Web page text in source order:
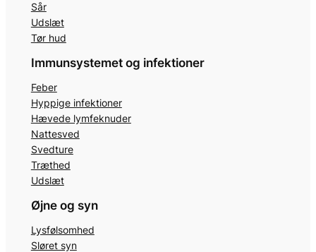
Sår
Udslæt
Tør hud
Immunsystemet og infektioner
Feber
Hyppige infektioner
Hævede lymfeknuder
Nattesved
Svedture
Træthed
Udslæt
Øjne og syn
Lysfølsomhed
Sløret syn